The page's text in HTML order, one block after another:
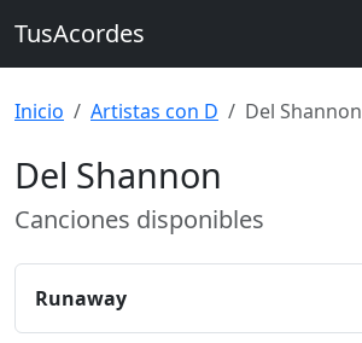
TusAcordes
Inicio Artistas con D Del Shannon
Del Shannon
Canciones disponibles
Runaway